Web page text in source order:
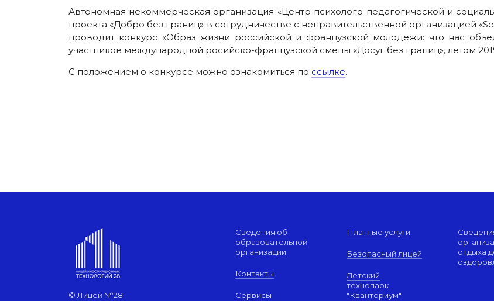
Автономная некоммерческая организация «Центр психолого-педагогической и
проекта «Добро без границ» в сотрудничестве с неправительственной организацией
проводит конкурс «Образ жизни российской и французской молодежи: что нас
участников международной росийско-французской смены «Досуг без границ», летом
С положением о конкурсе можно ознакомиться по ссылке.
© Лицей №28
Сведения об
образовательной
организации
Контакты
Сервисы
Платные услуги
Безопасный лицей
Детский
технопарк
"Кванториум"
отдыха